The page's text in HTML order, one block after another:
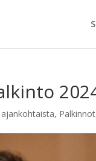
ajankohtaista, Palkinnot